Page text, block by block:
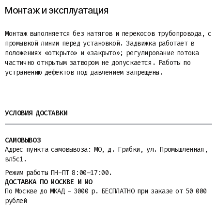
Монтаж и эксплуатация
Монтаж выполняется без натягов и перекосов трубопровода, с
промывкой линии перед установкой. Задвижка работает в
положениях «открыто» и «закрыто»; регулирование потока
частично открытым затвором не допускается. Работы по
устранению дефектов под давлением запрещены.
УСЛОВИЯ ДОСТАВКИ
САМОВЫВОЗ
Адрес пункта самовывоза: МО, д. Грибки, ул. Промышленная,
вл5с1.
Режим работы ПН-ПТ 8:00–17:00.
ДОСТАВКА ПО МОСКВЕ И МО
По Москве до МКАД - 3000 р. БЕСПЛАТНО при заказе от 50 000
рублей